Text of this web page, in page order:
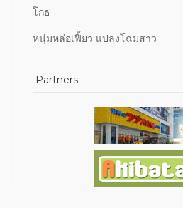
โกธ
หนุ่มหล่อเฟี้ยว แปลงโฉมสาว
Partners